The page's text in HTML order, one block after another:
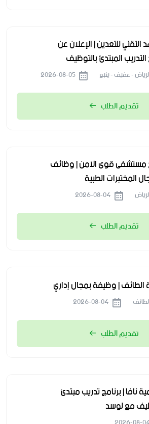
التقني للتعدين | الإعلان عن
المبتدئ بالتوظيف
- عفيف - ينبع
تقديم الطلب
مستشفى قوى الأمن | وظائف
المختبرات الطبية
تقديم الطلب
| وظيفة بمجال إداري
تقديم الطلب
نافا | برنامج تدريب مبتدئ
مع لوسد